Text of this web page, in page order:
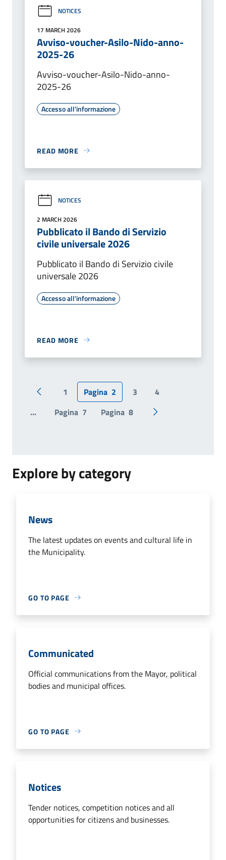
NOTICES
17 MARCH 2026
Avviso-voucher-Asilo-Nido-anno-
2025-26
Avviso-voucher-Asilo-Nido-anno-
2025-26
Accesso all'informazione
READ MORE
NOTICES
2 MARCH 2026
Pubblicato il Bando di Servizio
civile universale 2026
Pubblicato il Bando di Servizio civile
universale 2026
Accesso all'informazione
READ MORE
Pagina precedente
1 Pagina 2 3
4
...
Pagina 7 Pagina 8 Pagina successiva
Explore by category
News
The latest updates on events and cultural life in
the Municipality.
GO TO PAGE
Communicated
Official communications from the Mayor, political
bodies and municipal offices.
GO TO PAGE
Notices
Tender notices, competition notices and all
opportunities for citizens and businesses.